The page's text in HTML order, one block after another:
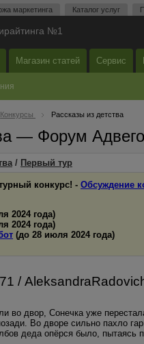
маркетинга Каталог услуг
№1
Магазин статей Сервис
Конкурсы Рассказы из детства
— Форум Адвего
/ Первый тур
конкурс! - Обсуждение
2024 года)
2024 года)
(до 28 июля 2024 года)
/
во двор, Сонечка уже
Во дворе сильно пахло
деда опёрся было, пытаясь